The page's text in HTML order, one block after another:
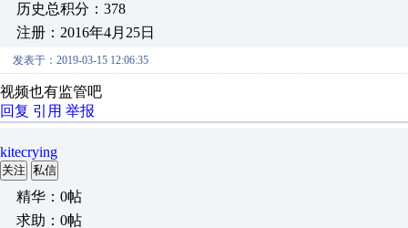
历史总积分：378
注册：2016年4月25日
发表于：2019-03-15 12:06:35
视频也有监管吧
回复 引用 举报
kitecrying
关注 私信
精华：0帖
求助：0帖